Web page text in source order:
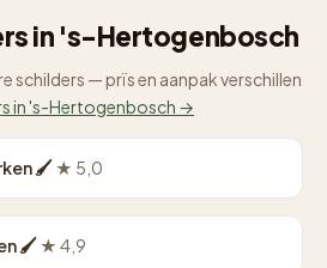
in 's-Hertogenbosch
schilders — prïs en aanpak verschillen
in 's-Hertogenbosch →
🖌★ 5,0
🖌★ 4,9